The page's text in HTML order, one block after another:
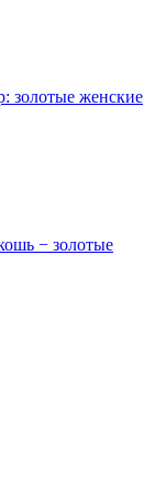
золотые женские
− золотые